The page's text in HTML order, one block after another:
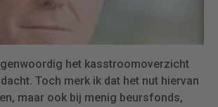
het kasstroomoverzicht
Toch merk ik dat het nut hiervan
maar ook bij menig beursfonds,